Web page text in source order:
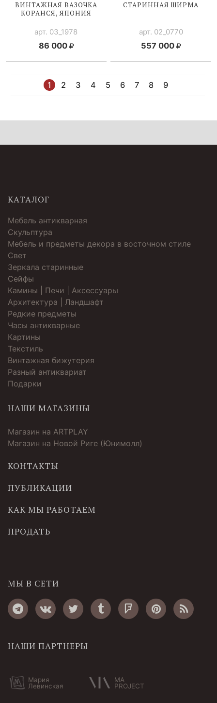
ВИНТАЖНАЯ ВАЗОЧКА
КОРАНСЯ, ЯПОНИЯ
арт. 03_1978
86 000
СТАРИННАЯ ШИРМА
арт. 02_0770
557 000
1 2 3 4 5 6 7 8 9
КАТАЛОГ
Мебель антикварная
Скульптура
Мебель и предметы декора в восточном стиле
Свет
Зеркала старинные
Cейфы
Камины | Печи | Аксессуары
Архитектура | Ландшафт
Редкие предметы
Часы антикварные
Картины
Текстиль
Винтажная бижутерия
Разный антиквариат
Подарки
НАШИ МАГАЗИНЫ
Магазин на ARTPLAY
Магазин на Новой Риге (Юнимолл)
КОНТАКТЫ
ПУБЛИКАЦИИ
КАК МЫ РАБОТАЕМ
ПРОДАТЬ
МЫ В СЕТИ
НАШИ ПАРТНЕРЫ
Мария
Левинская
MA
PROJECT